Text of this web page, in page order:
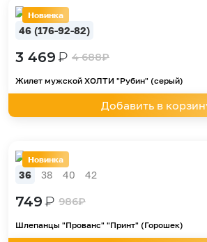
Новинка
46 (176-92-82)
3 469₽ 4 688₽
Жилет мужской ХОЛТИ "Рубин" (серый)
Добавить в
Новинка
36 38 40 42
749₽ 986₽
Шлепанцы "Прованс" "Принт" (Горошек)